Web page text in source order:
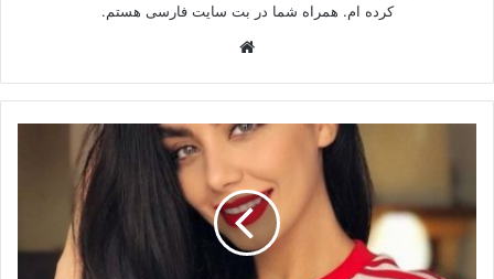
کرده ام. همراه شما در بت سایت فارسی هستم.